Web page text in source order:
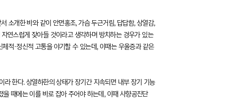
소개한 바와 같이 안면홍조, 가슴 두근거림, 답답함, 상열감,
연스럽게 잦아들 것이라고 생각하며 방치하는 경우가 있는
적·정신적 고통을 야기할 수 있는데, 이때는 우울증과 같은
한다. 상열하한의 상태가 장기간 지속되면 내부 장기 기능
때에는 이를 바로 잡아 주어야 하는데, 이때 사향공진단